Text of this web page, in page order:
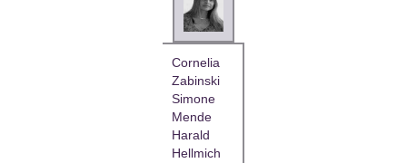
Cornelia
Zabinski
Simone
Mende
Harald
Hellmich